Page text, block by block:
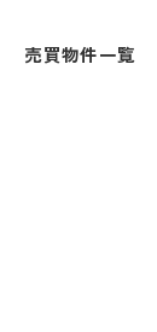
売買物件一覧